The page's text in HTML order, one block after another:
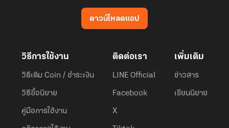
ดาวน์โหลดแอป
วิธีการใช้งาน
วิธีเติม Coin / ชำระเงิน
วิธีซื้อนิยาย
คู่มือการใช้งาน
ติดต่อเรา
LINE Official
Facebook
X
เพิ่มเติม
ข่าวสาร
เขียนนิยาย